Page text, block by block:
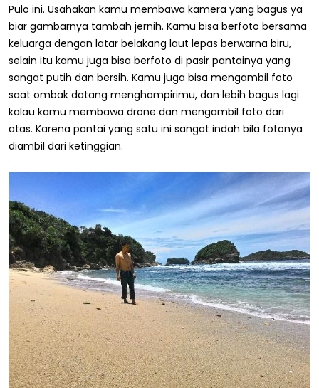
Pulo ini. Usahakan kamu membawa kamera yang bagus ya
biar gambarnya tambah jernih. Kamu bisa berfoto bersama
keluarga dengan latar belakang laut lepas berwarna biru,
selain itu kamu juga bisa berfoto di pasir pantainya yang
sangat putih dan bersih. Kamu juga bisa mengambil foto
saat ombak datang menghampirimu, dan lebih bagus lagi
kalau kamu membawa drone dan mengambil foto dari
atas. Karena pantai yang satu ini sangat indah bila fotonya
diambil dari ketinggian.